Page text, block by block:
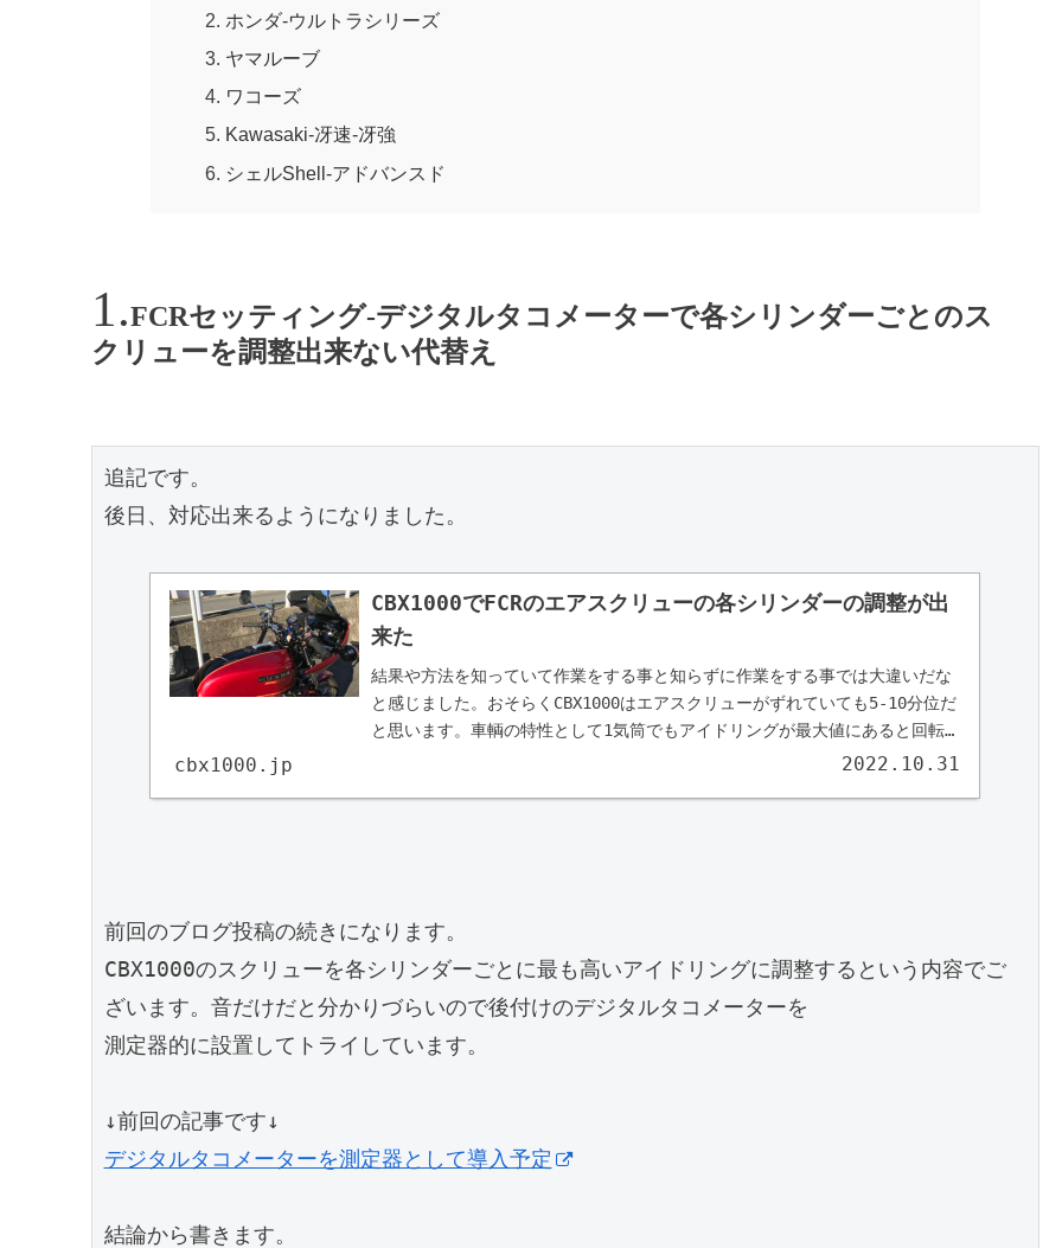
ホンダ-ウルトラシリーズ
ヤマルーブ
ワコーズ
Kawasaki-冴速-冴強
シェルShell-アドバンスド
FCRセッティング-デジタルタコメーターで各シリンダーごとのス
クリューを調整出来ない代替え
追記です。
後日、対応出来るようになりました。
CBX1000でFCRのエアスクリューの各シリンダーの調整が出
来た
結果や方法を知っていて作業をする事と知らずに作業をする事では大違いだな
と感じました。おそらくCBX1000はエアスクリューがずれていても5-10分位だ
と思います。車輌の特性として1気筒でもアイドリングが最大値にあると回転
cbx1000.jp 2022.10.31
前回のブログ投稿の続きになります。
CBX1000のスクリューを各シリンダーごとに最も高いアイドリングに調整するという内容でご
ざいます。音だけだと分かりづらいので後付けのデジタルタコメーターを
測定器的に設置してトライしています。
デジタルタコメーターを測定器として導入予定
結論から書きます。